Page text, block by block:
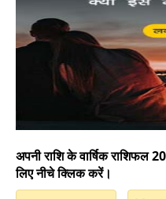
अपनी राशि के वार्षिक
लिए नीचे क्लिक करें।